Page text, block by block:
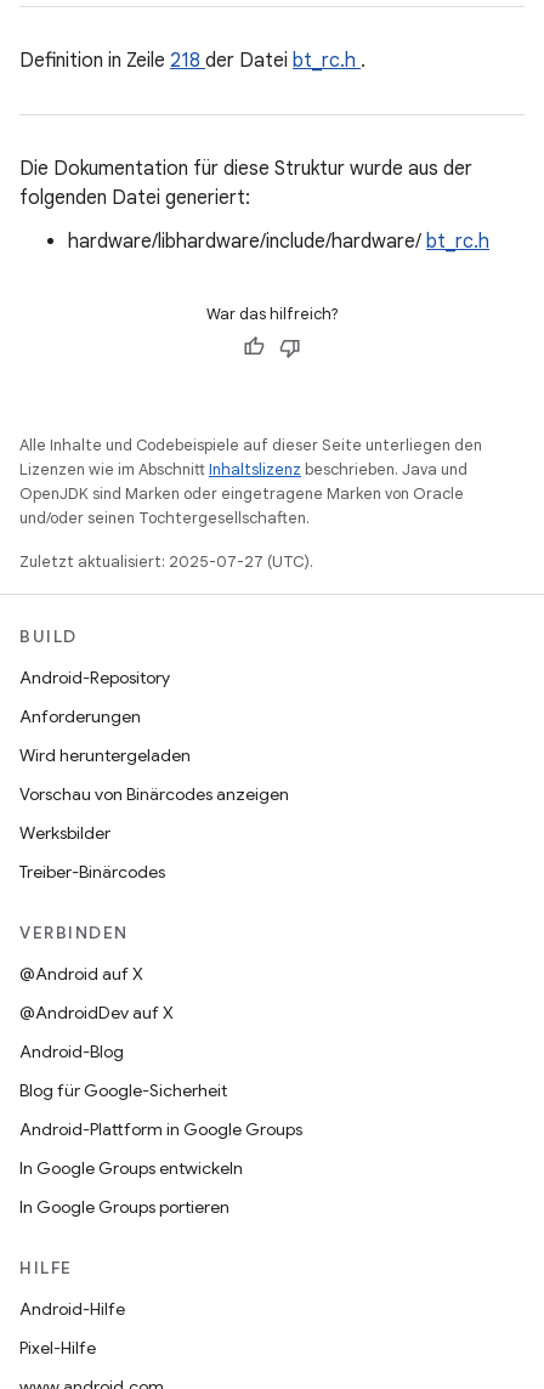
Definition in Zeile 218 der Datei bt_rc.h .
Die Dokumentation für diese Struktur wurde aus der
folgenden Datei generiert:
hardware/libhardware/include/hardware/ bt_rc.h
War das hilfreich?
Alle Inhalte und Codebeispiele auf dieser Seite unterliegen den
Lizenzen wie im AbschnittInhaltslizenz beschrieben. Java und
OpenJDK sind Marken oder eingetragene Marken von Oracle
und/oder seinen Tochtergesellschaften.
Zuletzt aktualisiert: 2025-07-27 (UTC).
BUILD
Android-Repository
Anforderungen
Wird heruntergeladen
Vorschau von Binärcodes anzeigen
Werksbilder
Treiber-Binärcodes
VERBINDEN
@Android auf X
@AndroidDev auf X
Android-Blog
Blog für Google-Sicherheit
Android-Plattform in Google Groups
In Google Groups entwickeln
In Google Groups portieren
HILFE
Android-Hilfe
Pixel-Hilfe